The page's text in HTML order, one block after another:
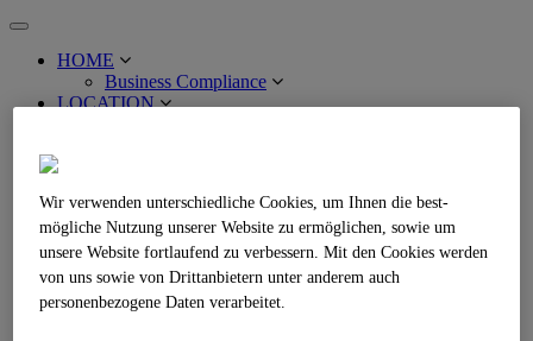
Toggle
navigation
HOME
Business Compliance
LOCATION
MM Stage Foyer
MM Stage Maxi
MM Stage Mini
MM Stage Maxi+Mini
MM Stage Foyer+Maxi+Mini
Sky Stage
Wir verwenden unterschiedliche Cookies, um Ihnen die best­
mögliche Nutzung unserer Website zu ermöglichen, sowie um
unsere Website fortlaufend zu verbessern. Mit den Cookies werden
von uns sowie von Drittanbietern unter anderem auch
personenbezogene Daten verarbeitet.